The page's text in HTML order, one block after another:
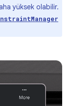
yüksek olabilir.